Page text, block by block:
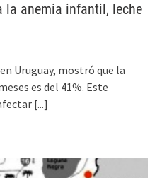
la anemia infantil, leche
Uruguay, mostró que la
es del 41%. Este
[...]